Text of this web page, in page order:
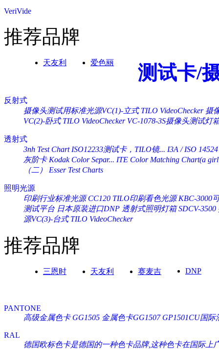
VeriVide
推荐品牌
天友利 爱色丽 测试卡/
反射式
摄像头测试用标准光源VC(1)-立式 TILO VideoChecker 摄
VC(2)-卧式 TILO VideoChecker VC-1078-3S摄像头测试灯
透射式
3nh Test Chart ISO12233测试卡，TILO镜... I3A / ISO
灰阶卡 Kodak Color Separ... ITE Color Matching Chart(a
（二） Esser Test Charts
照明光源
印刷行业标准光源 CC120 TILO印刷看色光源 KBC-3000
测试平台 日本原装进口DNP 透射式照明灯箱 SDCV-3500
源VC(3)-台式 TILO VideoChecker
推荐品牌
三恩时 天友利 赛麦吉 DNP
PANTONE
高级金属色卡 GG1505 金属色卡GG1507 GP1501CU国
RAL
德国欧标色卡是德国的一种色卡品牌,这种色卡在国际上